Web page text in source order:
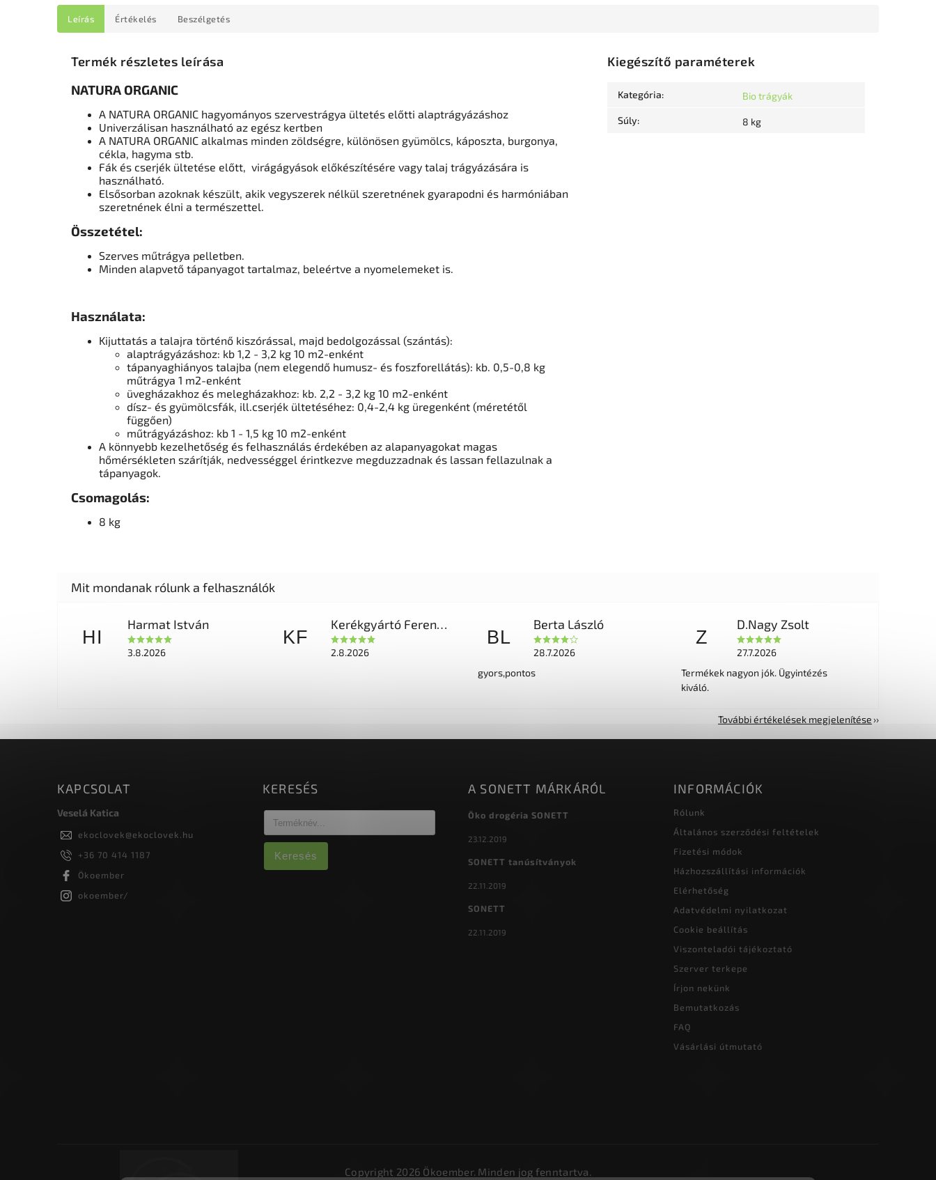
Leírás Értékelés Beszélgetés
Termék részletes leírása
NATURA ORGANIC
A NATURA ORGANIC hagyományos szervestrágya ültetés előtti alaptrágyázáshoz
Univerzálisan használható az egész kertben
A NATURA ORGANIC alkalmas minden zöldségre, különösen gyümölcs, káposzta, burgonya,
cékla, hagyma stb.
Fák és cserjék ültetése előtt, virágágyások előkészítésére vagy talaj trágyázására is
használható.
Elsősorban azoknak készült, akik vegyszerek nélkül szeretnének gyarapodni és harmóniában
szeretnének élni a természettel.
Összetétel:
Szerves műtrágya pelletben.
Minden alapvető tápanyagot tartalmaz, beleértve a nyomelemeket is.
Használata:
Kijuttatás a talajra történő kiszórással, majd bedolgozással (szántás):
alaptrágyázáshoz: kb 1,2 - 3,2 kg 10 m2-enként
tápanyaghiányos talajba (nem elegendő humusz- és foszforellátás): kb. 0,5-0,8 kg
műtrágya 1 m2-enként
üvegházakhoz és melegházakhoz: kb. 2,2 - 3,2 kg 10 m2-enként
dísz- és gyümölcsfák, ill.cserjék ültetéséhez: 0,4-2,4 kg üregenként (méretétől
függően)
műtrágyázáshoz: kb 1 - 1,5 kg 10 m2-enként
A könnyebb kezelhetőség és felhasználás érdekében az alapanyagokat magas
hőmérsékleten szárítják, nedvességgel érintkezve megduzzadnak és lassan fellazulnak a
tápanyagok.
Csomagolás:
8 kg
Kiegészítő paraméterek
Kategória: Bio trágyák
Súly: 8 kg
HI
Harmat István
3.8.2026
KF
Kerékgyártó Ferencné
2.8.2026
BL
Berta László
28.7.2026
gyors,pontos
Z
D.Nagy Zsolt
27.7.2026
Termékek nagyon jók. Ügyintézés
kiváló.
További értékelések megjelenítése
KAPCSOLAT
Veselá Katica
ekoclovek@ekoclovek.hu
+36 70 414 1187
Ökoember
okoember/
KERESÉS
Keresés
A SONETT MÁRKÁRÓL
Öko drogéria SONETT
23.12.2019
SONETT tanúsítványok
22.11.2019
SONETT
22.11.2019
INFORMÁCIÓK
Rólunk
Általános szerződési feltételek
Fizetési módok
Házhozszállítási információk
Elérhetőség
Adatvédelmi nyilatkozat
Cookie beállítás
Viszonteladói tájékoztató
Szerver terkepe
Írjon nekünk
Bemutatkozás
FAQ
Vásárlási útmutató
Copyright 2026 Ökoember. Minden jog fenntartva.